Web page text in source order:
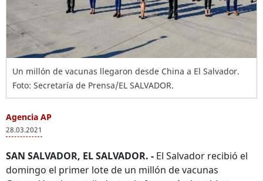
Un millón de vacunas llegaron desde China a El Salvador.
Foto: Secretaría de Prensa/EL SALVADOR.
Agencia AP
28.03.2021
SAN SALVADOR, EL SALVADOR. - El Salvador recibió el
domingo el primer lote de un millón de vacunas